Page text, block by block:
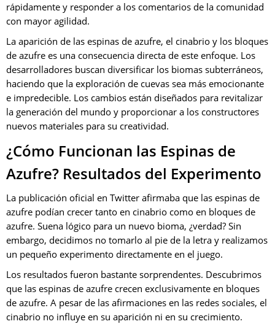
rápidamente y responder a los comentarios de la comunidad
con mayor agilidad.
La aparición de las espinas de azufre, el cinabrio y los bloques
de azufre es una consecuencia directa de este enfoque. Los
desarrolladores buscan diversificar los biomas subterráneos,
haciendo que la exploración de cuevas sea más emocionante
e impredecible. Los cambios están diseñados para revitalizar
la generación del mundo y proporcionar a los constructores
nuevos materiales para su creatividad.
¿Cómo Funcionan las Espinas de
Azufre? Resultados del Experimento
La publicación oficial en Twitter afirmaba que las espinas de
azufre podían crecer tanto en cinabrio como en bloques de
azufre. Suena lógico para un nuevo bioma, ¿verdad? Sin
embargo, decidimos no tomarlo al pie de la letra y realizamos
un pequeño experimento directamente en el juego.
Los resultados fueron bastante sorprendentes. Descubrimos
que las espinas de azufre crecen exclusivamente en bloques
de azufre. A pesar de las afirmaciones en las redes sociales, el
cinabrio no influye en su aparición ni en su crecimiento.